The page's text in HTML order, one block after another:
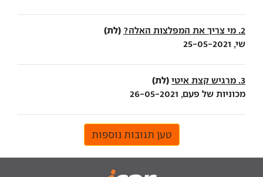
2. מי צריך את המפלצות האלה? (לת)
שי, 25-05-2021
3. מרגיש קצת איטי (לת)
מכוניות של פעם, 26-05-2021
טען תגובות נוספות